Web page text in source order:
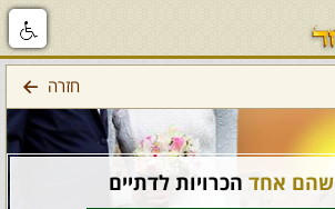
חזרה
שהם אחד הכרויות לדתיים